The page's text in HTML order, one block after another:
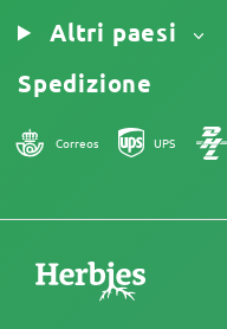
Altri paesi
Spedizione
Correos UPS